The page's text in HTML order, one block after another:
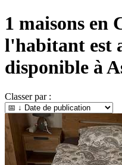
1 maisons en
l'habitant est
disponible à
Classer par :